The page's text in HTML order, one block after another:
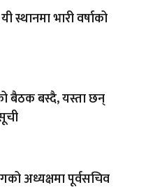
भारी वर्षाको
बैठक बस्दै, यस्ता छन्
अध्यक्षमा पूर्वसचिव